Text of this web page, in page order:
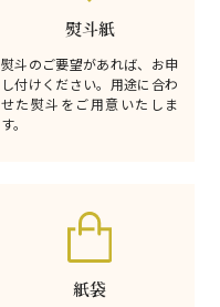
熨斗紙
熨斗のご要望があれば、お申
し付けください。用途に合わ
せた熨斗をご用意いたしま
す。
紙袋